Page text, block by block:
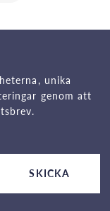
unika
genom att
SKICKA